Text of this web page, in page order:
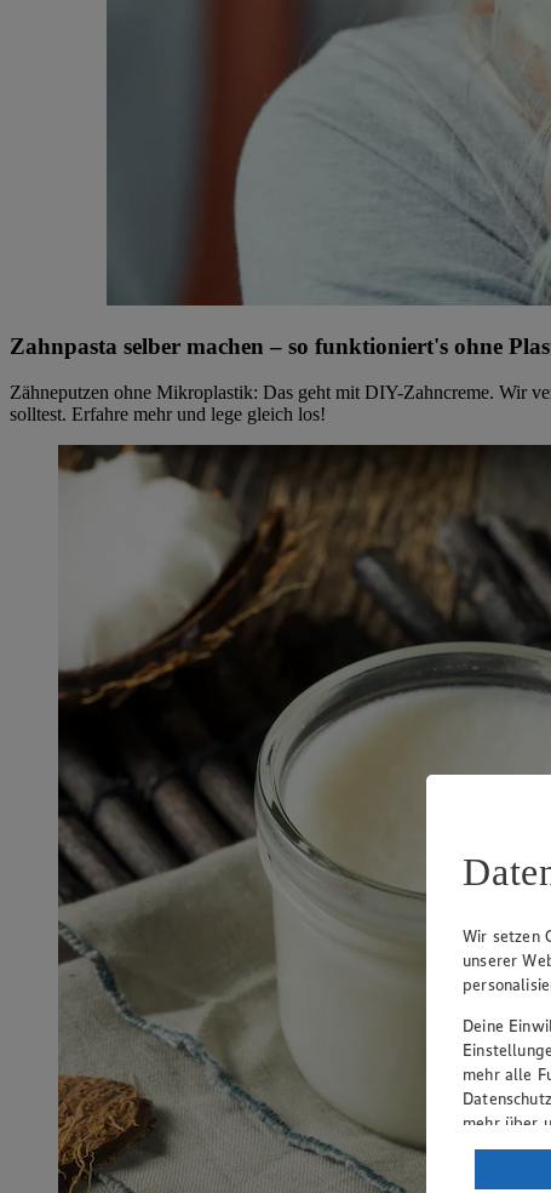
Zahnpasta selber machen – so funktioniert's ohne
Zähneputzen ohne Mikroplastik: Das geht mit DIY-Zahncreme. Wir
solltest. Erfahre mehr und lege gleich los!
Wir setzen
unserer
Deine
mehr alle
mehr über